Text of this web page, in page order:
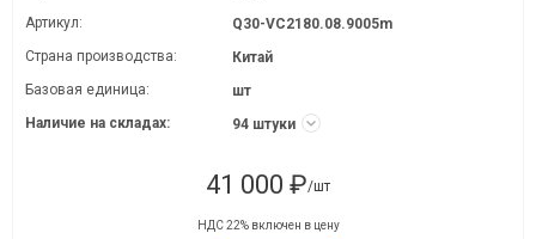
Артикул:
Q30-VC2180.08.9005m
Страна производства:
Китай
Базовая единица:
шт
Наличие на складах:
94 штуки
41 000 ₽/шт
НДС 22% включен в цену